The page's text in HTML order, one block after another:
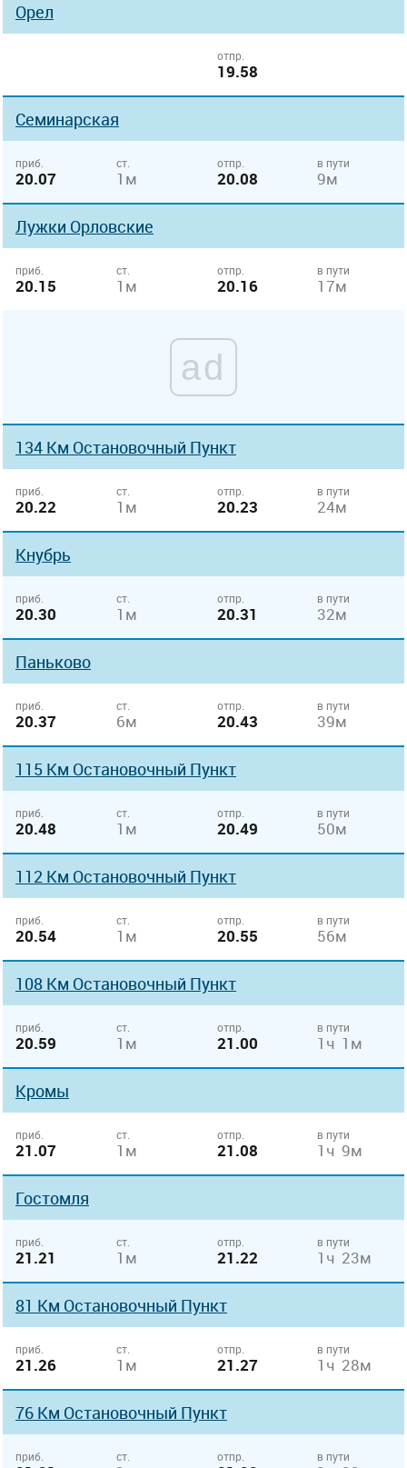
Орел
отпр.
19.58
Семинарская
приб.
20.07
ст.
1м
отпр.
20.08
в пути
9м
Лужки Орловские
приб.
20.15
ст.
1м
отпр.
20.16
в пути
17м
ad
134 Км Остановочный Пункт
приб.
20.22
ст.
1м
отпр.
20.23
в пути
24м
Кнубрь
приб.
20.30
ст.
1м
отпр.
20.31
в пути
32м
Паньково
приб.
20.37
ст.
6м
отпр.
20.43
в пути
39м
115 Км Остановочный Пункт
приб.
20.48
ст.
1м
отпр.
20.49
в пути
50м
112 Км Остановочный Пункт
приб.
20.54
ст.
1м
отпр.
20.55
в пути
56м
108 Км Остановочный Пункт
приб.
20.59
ст.
1м
отпр.
21.00
в пути
1ч 1м
Кромы
приб.
21.07
ст.
1м
отпр.
21.08
в пути
1ч 9м
Гостомля
приб.
21.21
ст.
1м
отпр.
21.22
в пути
1ч 23м
81 Км Остановочный Пункт
приб.
21.26
ст.
1м
отпр.
21.27
в пути
1ч 28м
76 Км Остановочный Пункт
приб. ст. отпр. в пути